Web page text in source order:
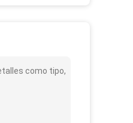
como tipo,